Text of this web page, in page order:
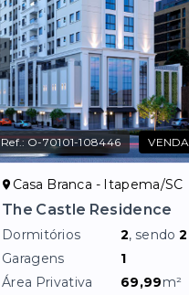
Ref.:O-70101-108446 VENDA
Casa Branca - Itapema/SC
The Castle Residence
Dormitórios 2, sendo2
Garagens
1
Área Privativa
69,99m²